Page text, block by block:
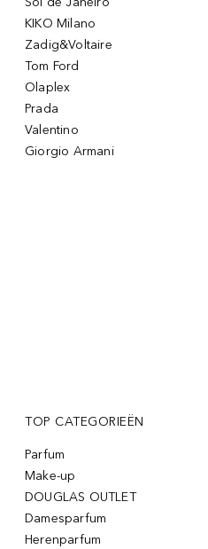
KIKO Milano
Zadig&Voltaire
Tom Ford
Olaplex
Prada
Valentino
Giorgio Armani
TOP CATEGORIEËN
Parfum
Make-up
DOUGLAS OUTLET
Damesparfum
Herenparfum